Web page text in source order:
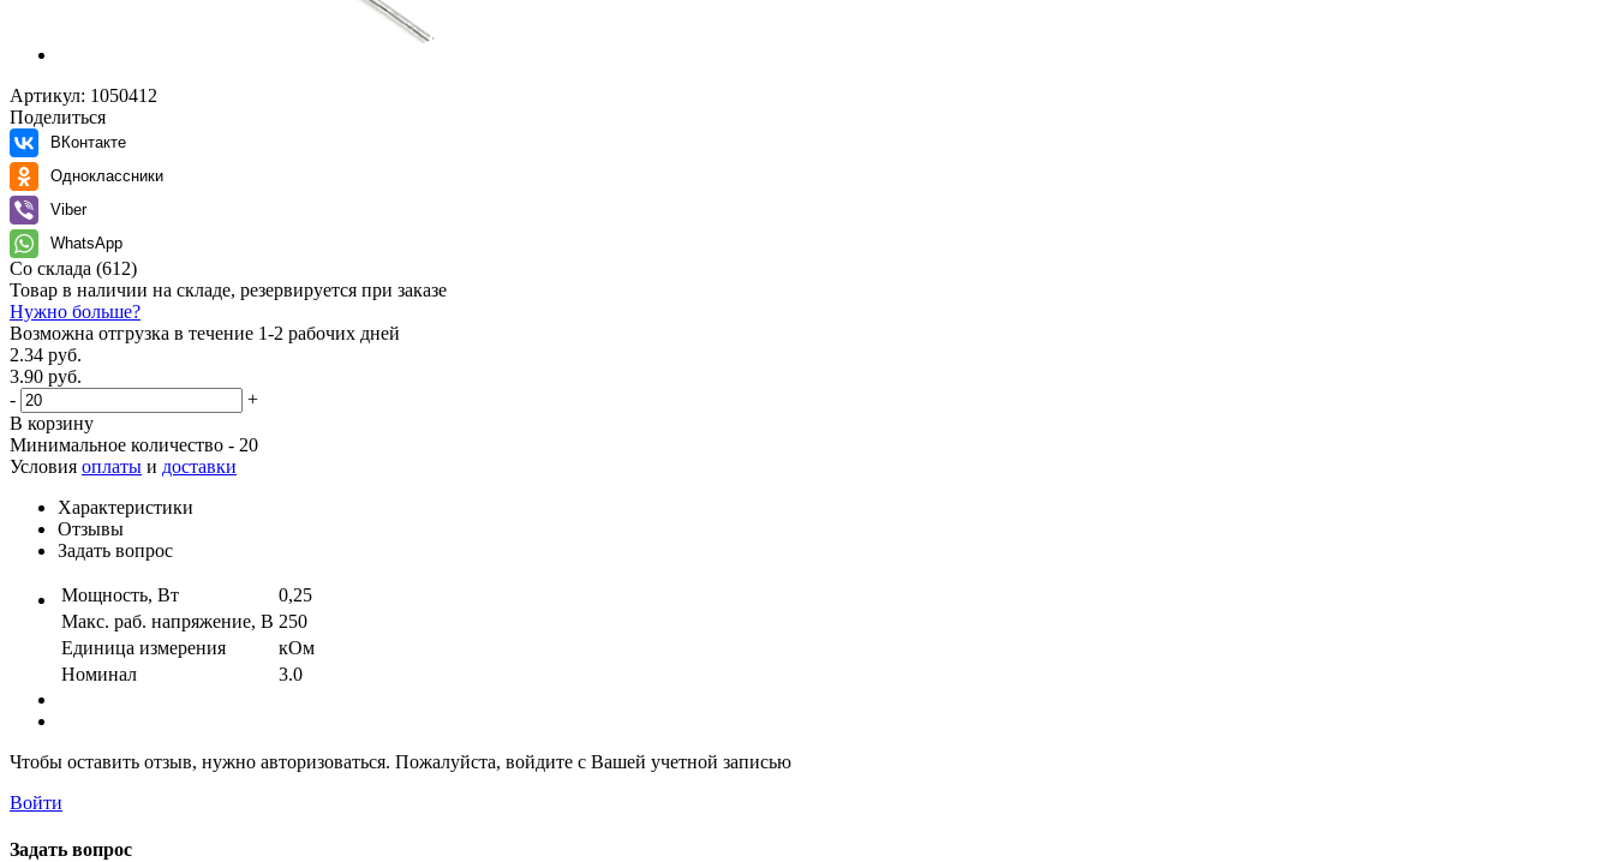
Артикул: 1050412
Поделиться
ВКонтакте
Одноклассники
Viber
WhatsApp
Со склада (612)
Товар в наличии на складе, резервируется при заказе
Нужно больше?
Возможна отгрузка в течение 1-2 рабочих дней
2.34 руб.
3.90 руб.
-
+
В корзину
Минимальное количество - 20
Условия оплаты и доставки
Характеристики
Отзывы
Задать вопрос
Мощность, Вт
0,25
Макс. раб. напряжение, В 250
Единица измерения
кОм
Номинал
3.0
Чтобы оставить отзыв, нужно авторизоваться. Пожалуйста, войдите с Вашей учетной записью
Войти
Задать вопрос